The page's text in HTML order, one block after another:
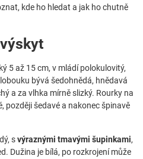
kde ho hledat a jak ho chutně
5 až 15 cm, v mládí polokulovitý,
bývá šedohnědá, hnědavá
a za vlhka mírně slizký. Rourky na
později šedavé a nakonec špinavě
svýraznými tmavými šupinkami,
Dužina je bílá, po rozkrojení může